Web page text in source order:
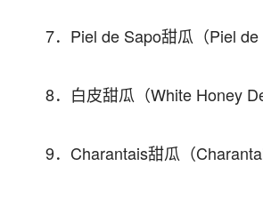
7．Piel de Sapo甜瓜（Piel de
8．白皮甜瓜（White Honey
9．Charantais甜瓜（